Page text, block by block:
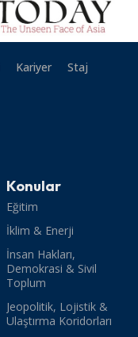
Kariyer
Staj
Konular
Eğitim
İklim & Enerji
İnsan Hakları,
Demokrasi & Sivil
Toplum
Jeopolitik, Lojistik &
Ulaştırma Koridorları